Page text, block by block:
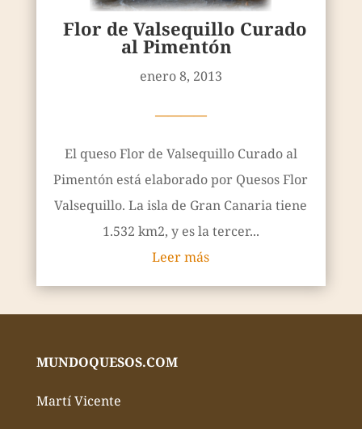
Flor de Valsequillo Curado
al Pimentón
enero 8, 2013
————
El queso Flor de Valsequillo Curado al
Pimentón está elaborado por Quesos Flor
Valsequillo. La isla de Gran Canaria tiene
1.532 km2, y es la tercer...
Leer más
MUNDOQUESOS.COM
Martí Vicente